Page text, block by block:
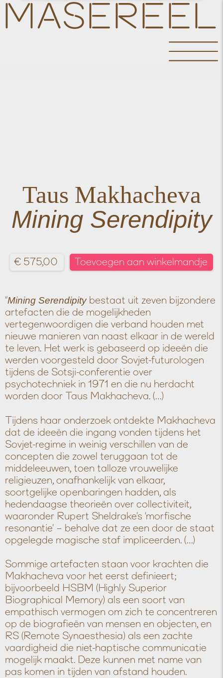
MASEREEL
Taus Makhacheva
Mining Serendipity
€ 575,00 Toevoegen aan winkelmandje
“Mining Serendipitybestaat uit zeven bijzondere
artefacten die de mogelijkheden
vertegenwoordigen die verband houden met
nieuwe manieren van naast elkaar in de wereld
te leven. Het werk is gebaseerd op ideeën die
werden voorgesteld door Sovjet-futurologen
tijdens de Sotsji-conferentie over
psychotechniek in 1971 en die nu herdacht
worden door Taus Makhacheva. (…)
Tijdens haar onderzoek ontdekte Makhacheva
dat de ideeën die ingang vonden tijdens het
Sovjet-regime in weinig verschillen van de
concepten die zowel teruggaan tot de
middeleeuwen, toen talloze vrouwelijke
religieuzen, onafhankelijk van elkaar,
soortgelijke openbaringen hadden, als
hedendaagse theorieën over collectiviteit,
waaronder Rupert Sheldrake’s ‘morfische
resonantie’ – behalve dat ze een door de staat
opgelegde magische staf impliceerden. (…)
Sommige artefacten staan voor krachten die
Makhacheva voor het eerst definieert;
bijvoorbeeld HSBM (Highly Superior
Biographical Memory) als een soort van
empathisch vermogen om zich te concentreren
op de biografieën van mensen en objecten, en
RS (Remote Synaesthesia) als een zachte
vaardigheid die niet-haptische communicatie
mogelijk maakt. Deze kunnen met name van
pas komen in tijden van afstand houden.